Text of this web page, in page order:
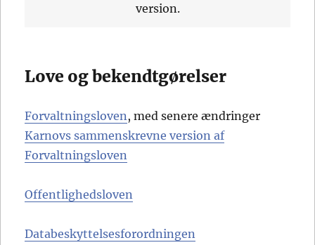
version.
Love og bekendtgørelser
Forvaltningsloven, med senere ændringer
Karnovs sammenskrevne version af
Forvaltningsloven
Offentlighedsloven
Databeskyttelsesforordningen